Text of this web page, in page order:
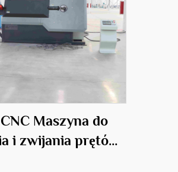
CNC Maszyna do
i zwijania prętów